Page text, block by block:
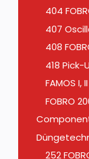
404
407
408
418 Pick-
FAMOS I, II
FOBRO
252